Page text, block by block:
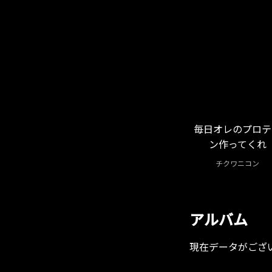
毎日オレのプロ
ン作ってくれ
チクワニコン
アルバム
現在データがござ